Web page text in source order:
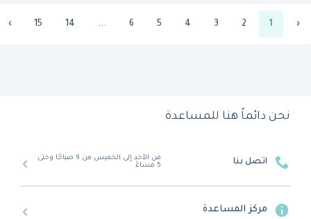
‹
1
2
3
4
5
6
...
14
15
›
نحن دائماً هنا للمساعدة
اتصل بنا
من الأحد إلى الخميس من 9 صباحًا وحتى
5 مساءً
مركز المساعدة